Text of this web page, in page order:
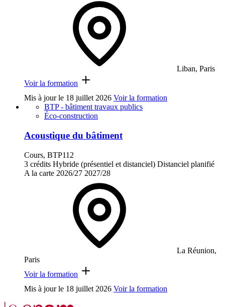
Liban, Paris
Voir la formation
Mis à jour le 18 juillet 2026 Voir la formation
BTP - bâtiment travaux publics
Éco-construction
Acoustique du bâtiment
Cours, BTP112
3 crédits Hybride (présentiel et distanciel) Distanciel planifié
A la carte 2026/27 2027/28
La Réunion,
Paris
Voir la formation
Mis à jour le 18 juillet 2026 Voir la formation